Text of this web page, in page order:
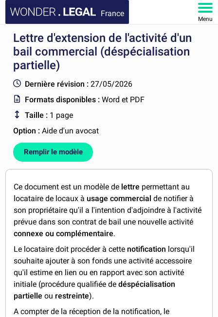
France
Menu
ACCUEIL
DOCUMENTS
FAQ
MON COMPTE
Lettre d'extension de l'activité d'un
bail commercial (déspécialisation
partielle)
Dernière révision : 27/05/2026
Formats disponibles :Word et PDF
Taille : 1 page
Option :Aide d'un avocat
Remplir le modèle
Ce document est un modèle de lettre permettant au
locataire de locaux à usage commercial de notifier à
son propriétaire qu'il a l'intention d'adjoindre à l'activité
prévue dans son contrat de bail une nouvelle activité
connexe ou complémentaire.
Le locataire doit procéder à cette notification lorsqu'il
souhaite ajouter à son fonds une activité accessoire
qu'il estime en lien ou en rapport avec son activité
initiale (procédure qualifiée dedéspécialisation
partielleou restreinte).
A compter de la réception de la notification, le